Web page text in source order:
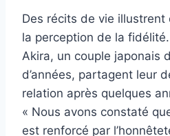
Des récits de vie illustrent
la perception de la
Akira, un couple japonais
d’années, partagent leur
relation après quelques
« Nous avons constaté
est renforcé par